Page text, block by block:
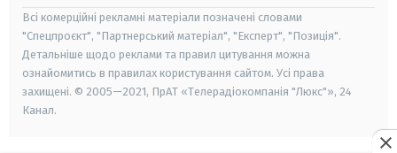
Всі комерційні рекламні матеріали позначені словами
"Спецпроєкт", "Партнерський матеріал", "Експерт", "Позиція".
Детальніше щодо реклами та правил цитування можна
ознайомитись в правилах користування сайтом. Усі права
захищені. © 2005—2021, ПрАТ «Телерадіокомпанія "Люкс"», 24
Канал.